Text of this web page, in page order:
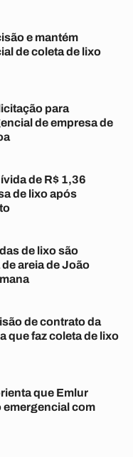
e mantém
de coleta de lixo
para
de empresa de
de R$ 1,36
de lixo após
de lixo são
areia de João
de contrato da
que faz coleta de lixo
que Emlur
com